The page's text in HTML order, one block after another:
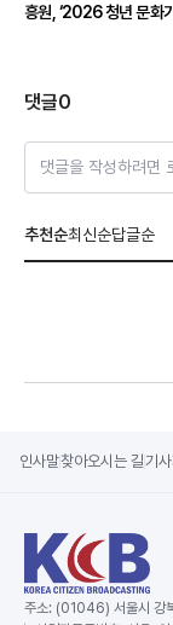
흥원, ‘2026 청년 문화
댓글0
댓글을 작성하려면
추천순최신순답글순
인사말찾아오시는 길기
주소: (01046) 서울시 강